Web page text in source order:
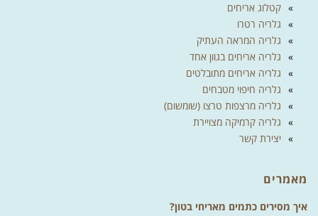
קטלוג אריחים
גלריה רטרו
גלריה המראה העתיק
גלריה אריחים בגוון אחד
גלריה אריחים מתובלטים
גלריה חיפוי מטבחים
גלריה מרצפות טרצו (שומשום)
גלריה קרמיקה מצויירת
יצירת קשר
מאמרים
איך מסירים כתמים מאריחי בטון?